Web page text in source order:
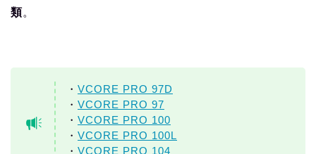
類。
・ VCORE PRO 97D
・ VCORE PRO 97
・ VCORE PRO 100
・ VCORE PRO 100L
・ VCORE PRO 104